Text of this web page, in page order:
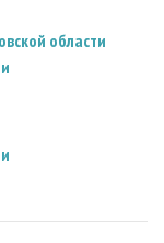
области